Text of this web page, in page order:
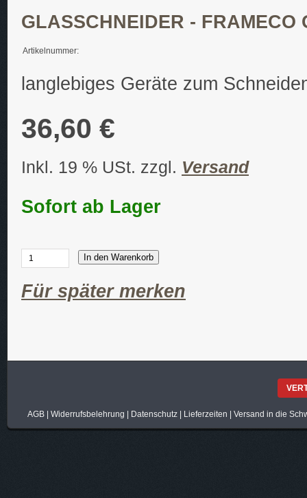
GLASSCHNEIDER - FRAMECO
Artikelnummer:
langlebiges Geräte zum
36,60 €
Inkl. 19 % USt. zzgl. Versand
Sofort ab Lager
In den Warenkorb
Für später merken
AGB| Widerrufsbelehrung Datenschutz| Lieferzeiten Versand in die